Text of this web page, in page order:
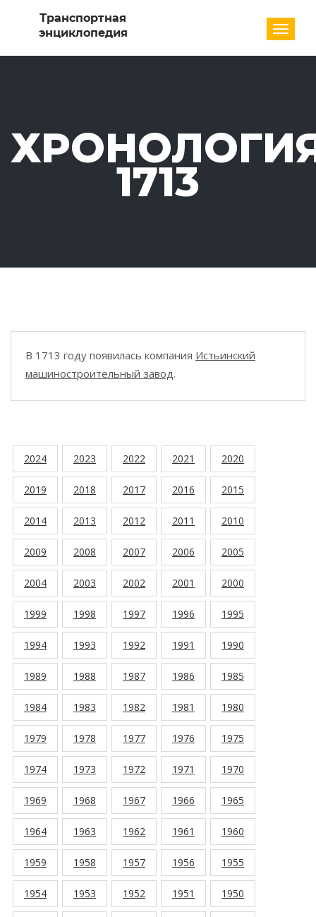
1713
В 1713 году появилась компания Истьинский
машиностроительный завод.
2024 2023 2022 2021 2020
2019 2018 2017 2016 2015
2014 2013 2012 2011 2010
2009 2008 2007 2006 2005
2004 2003 2002 2001 2000
1999 1998 1997 1996 1995
1994 1993 1992 1991 1990
1989 1988 1987 1986 1985
1984 1983 1982 1981 1980
1979 1978 1977 1976 1975
1974 1973 1972 1971 1970
1969 1968 1967 1966 1965
1964 1963 1962 1961 1960
1959 1958 1957 1956 1955
1954 1953 1952 1951 1950